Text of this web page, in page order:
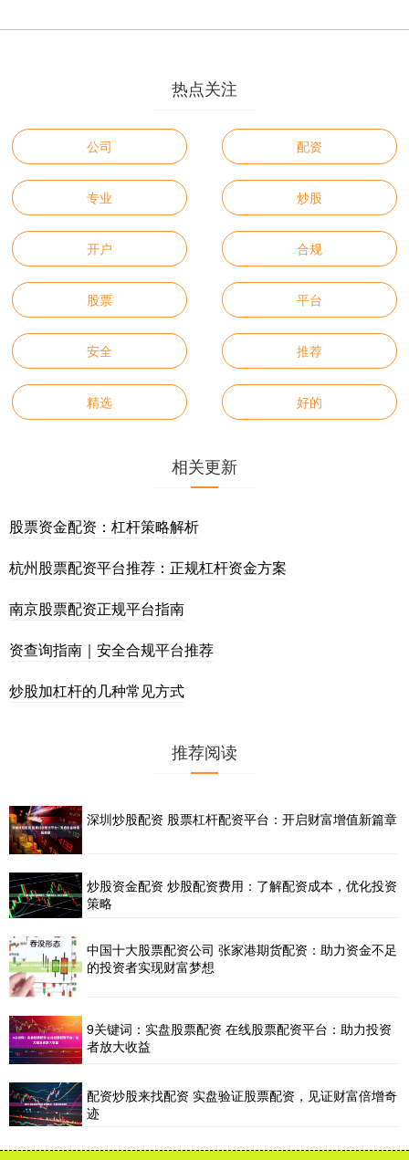
热点关注
公司 配资
专业 炒股
开户 合规
股票 平台
安全 推荐
精选 好的
相关更新
股票资金配资：杠杆策略解析
杭州股票配资平台推荐：正规杠杆资金方案
南京股票配资正规平台指南
资查询指南｜安全合规平台推荐
炒股加杠杆的几种常见方式
推荐阅读
深圳炒股配资 股票杠杆配资平台：开启财富增值新篇章
炒股资金配资 炒股配资费用：了解配资成本，优化投资
策略
中国十大股票配资公司 张家港期货配资：助力资金不足
的投资者实现财富梦想
9关键词：实盘股票配资 在线股票配资平台：助力投资
者放大收益
配资炒股来找配资 实盘验证股票配资，见证财富倍增奇
迹